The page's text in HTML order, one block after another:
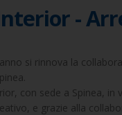
-
si rinnova la
con sede a Spinea,
e grazie alla